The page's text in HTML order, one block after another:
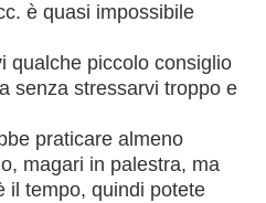
è quasi impossibile
qualche piccolo consiglio
senza stressarvi troppo e
praticare almeno
magari in palestra, ma
il tempo, quindi potete